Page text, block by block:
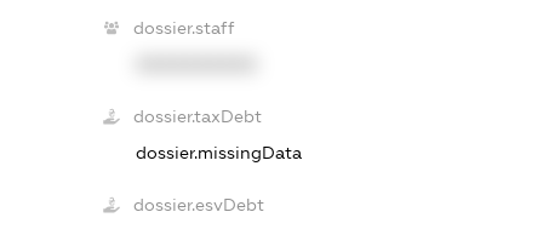
dossier.staff
dossier.taxDebt
dossier.missingData
dossier.esvDebt